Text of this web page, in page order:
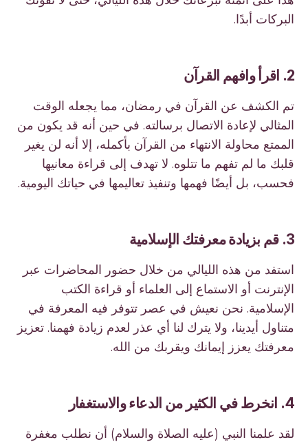
البركات أبدًا.
تم الكشف عن القرآن في رمضان، مما يجعله الوقت
المثالي لإعادة الاتصال برسالته. في حين أنه قد يكون من
الممتع محاولة الانتهاء من القرآن بأكمله، إلا أنه لن يغير
قلبك ما لم تفهم ما تتلوه. لا تهدف إلى قراءة معانيها
فحسب، بل أيضًا فهمها وتنفيذ تعاليمها في حياتك اليومية.
استفد من هذه الليالي من خلال حضور المحاضرات عبر
الإنترنت أو الاستماع إلى العلماء أو قراءة الكتب
الإسلامية. نحن نعيش في عصر تتوفر فيه المعرفة في
متناول أيدينا، ولا يترك لنا أي عذر لعدم زيادة فهمنا. تعزيز
معرفتك يعزز إيمانك ويقربك من الله.
لقد علمنا النبي (عليه الصلاة والسلام) أن نطلب مغفرة